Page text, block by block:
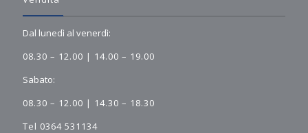
Dal lunedì al venerdì:
08.30 – 12.00 | 14.00 – 19.00
Sabato:
08.30 – 12.00 | 14.30 – 18.30
Tel 0364 531134